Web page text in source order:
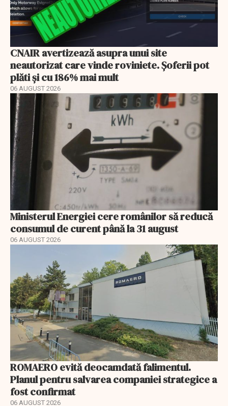
CNAIR avertizează asupra unui site
neautorizat care vinde roviniete. Șoferii pot
plăti și cu 186% mai mult
06 AUGUST 2026
Ministerul Energiei cere românilor să reducă
consumul de curent până la 31 august
06 AUGUST 2026
ROMAERO evită deocamdată falimentul.
Planul pentru salvarea companiei strategice a
fost confirmat
06 AUGUST 2026